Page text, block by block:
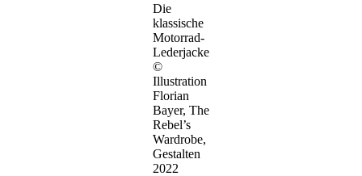
Die
klassische
Motorrad-
Lederjacke
©
Illustration
Florian
Bayer, The
Rebel’s
Wardrobe,
Gestalten
2022